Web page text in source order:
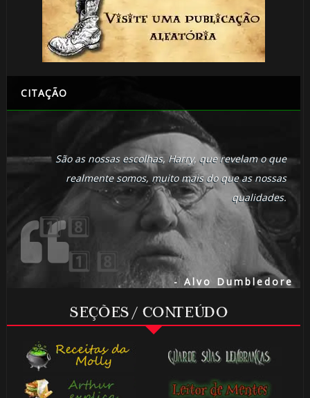
CITAÇÃO
São as nossas escolhas, Harry, que revelam o que
realmente somos, muito mais do que as nossas
qualidades.
- Alvo Dumbledore
SEÇÕES / CONTEÚDO